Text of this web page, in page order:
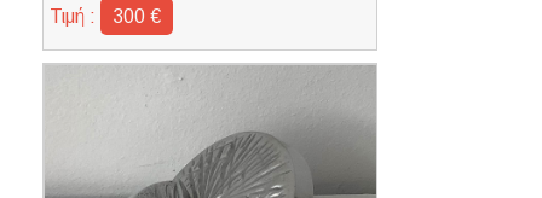
Τιμή : 300 €